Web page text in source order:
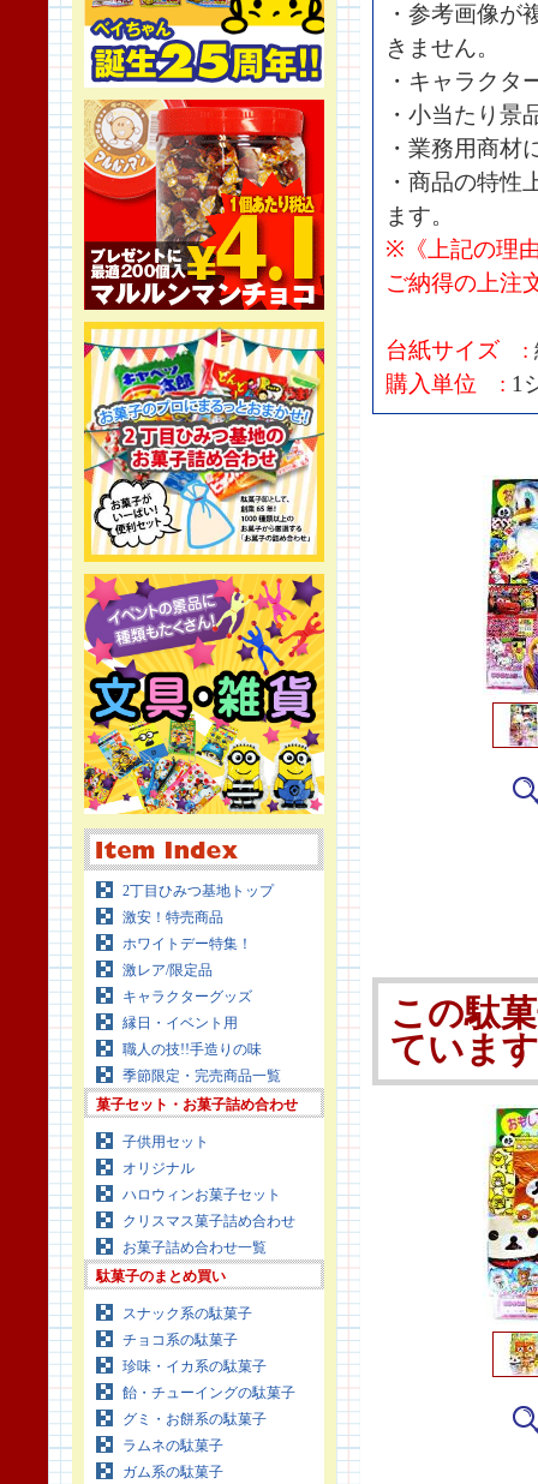
2丁目ひみつ基地トップ
激安！特売商品
ホワイトデー特集！
激レア/限定品
キャラクターグッズ
縁日・イベント用
職人の技!!手造りの味
季節限定・完売商品一覧
菓子セット・お菓子詰め合わせ
子供用セット
オリジナル
ハロウィンお菓子セット
クリスマス菓子詰め合わせ
お菓子詰め合わせ一覧
駄菓子のまとめ買い
スナック系の駄菓子
チョコ系の駄菓子
珍味・イカ系の駄菓子
飴・チューイングの駄菓子
グミ・お餅系の駄菓子
ラムネの駄菓子
ガム系の駄菓子
・参考画像が
きません。
・キャラクタ
・小当たり景
・業務用商材
・商品の特性
ます。
※《上記の理
ご納得の上注
台紙サイズ :
購入単位 : 1
この駄
ていま